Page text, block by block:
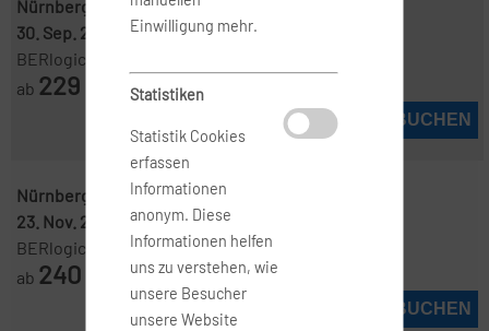
Nürnberg ( NUE )-Hamburg ( HAM )
30. Sep. 2026
7. Okt. 2026
BERlogic
ab 229
JETZT BUCHEN
Nürnberg ( NUE )-Hamburg ( HAM )
23. Nov. 2026
-26. Nov. 2026
BERlogic
ab 240
JETZT BUCHEN
Einwilligung mehr.
Statistiken
Statistik Cookies
erfassen
Informationen
anonym. Diese
Informationen helfen
uns zu verstehen, wie
unsere Besucher
unsere Website